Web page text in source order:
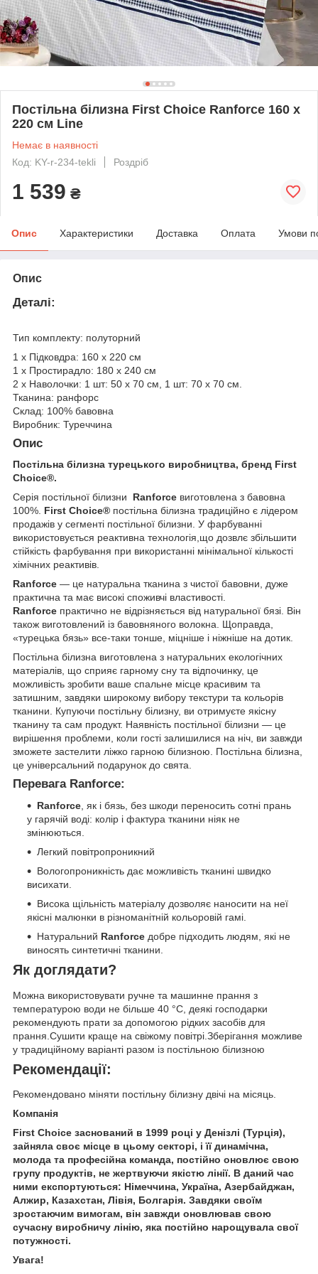
Постільна білизна First Choice Ranforce 160 х
220 см Line
Немає в наявності
Код: KY-r-234-tekli
Роздріб
1 539 ₴
Опис Характеристики Доставка Оплата Умови
Опис
Деталі:
Тип комплекту: полуторний
1 х Підковдра: 160 х 220 см
1 х Простирадло: 180 х 240 см
2 х Наволочки: 1 шт: 50 х 70 см, 1 шт: 70 х 70 см.
Тканина: ранфорс
Склад: 100% бавовна
Виробник: Туреччина
Опис
Постільна білизна турецького виробництва, бренд First
Choice®.
Серія постільної білизни Ranforce виготовлена з бавовна
100%. First Choice® постільна білизна традиційно є лідером
продажів у сегменті постільної білизни. У фарбуванні
використовується реактивна технологія,що дозвлє збільшити
стійкість фарбування при використанні мінімальної кількості
хімічних реактивів.
Ranforce — це натуральна тканина з чистої бавовни, дуже
практична та має високі споживчі властивості.
Ranforce практично не відрізняється від натуральної бязі. Він
також виготовлений із бавовняного волокна. Щоправда,
«турецька бязь» все-таки тонше, міцніше і ніжніше на дотик.
Постільна білизна виготовлена з натуральних екологічних
матеріалів, що сприяє гарному сну та відпочинку, це
можливість зробити ваше спальне місце красивим та
затишним, завдяки широкому вибору текстури та кольорів
тканини. Купуючи постільну білизну, ви отримуєте якісну
тканину та сам продукт. Наявність постільної білизни — це
вирішення проблеми, коли гості залишилися на ніч, ви завжди
зможете застелити ліжко гарною білизною. Постільна білизна,
це універсальний подарунок до свята.
Перевага Ranforce:
Ranforce , як і бязь, без шкоди переносить сотні прань
у гарячій воді: колір і фактура тканини ніяк не
змінюються.
Легкий повітропроникний
Вологопроникність дає можливість тканині швидко
висихати.
Висока щільність матеріалу дозволяє наносити на неї
якісні малюнки в різноманітній кольоровій гамі.
Натуральний Ranforce добре підходить людям, які не
виносять синтетичні тканини.
Як доглядати?
Можна використовувати ручне та машинне прання з
температурою води не більше 40 °C, деякі господарки
рекомендують прати за допомогою рідких засобів для
прання.Сушити краще на свіжому повітрі.Зберігання можливе
у традиційному варіанті разом із постільною білизною
Рекомендації:
Рекомендовано міняти постільну білизну двічі на місяць.
Компанія
First Choice заснований в 1999 році у Денізлі (Турція),
зайняла своє місце в цьому секторі, і її динамічна,
молода та професійна команда, постійно оновлює свою
групу продуктів, не жертвуючи якістю лінії. В даний час
ними експортуються: Німеччина, Україна, Азербайджан,
Алжир, Казахстан, Лівія, Болгарія. Завдяки своїм
зростаючим вимогам, він завжди оновлював свою
сучасну виробничу лінію, яка постійно нарощувала свої
потужності.
Увага!